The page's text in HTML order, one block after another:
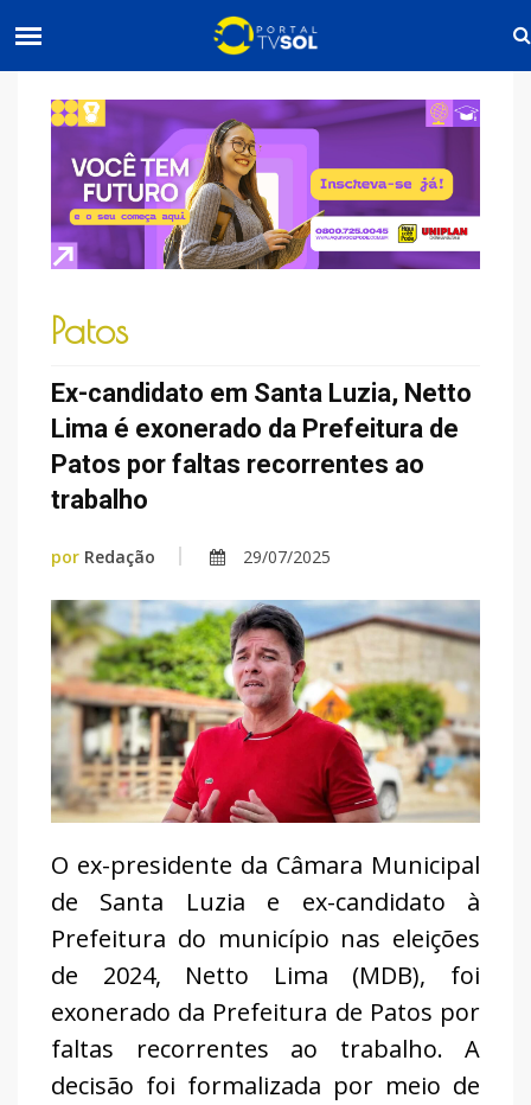
Patos
Ex-candidato em Santa Luzia, Netto
Lima é exonerado da Prefeitura de
Patos por faltas recorrentes ao
trabalho
por Redação 29/07/2025
O ex-presidente da Câmara Municipal
de Santa Luzia e ex-candidato à
Prefeitura do município nas eleições
de 2024, Netto Lima (MDB), foi
exonerado da Prefeitura de Patos por
faltas recorrentes ao trabalho. A
decisão foi formalizada por meio de